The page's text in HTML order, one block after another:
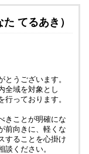
てるあき）
とうございます。
全域を対象とし
行っております。
きことが明確にな
前向きに、軽くな
することを心掛け
談ください。